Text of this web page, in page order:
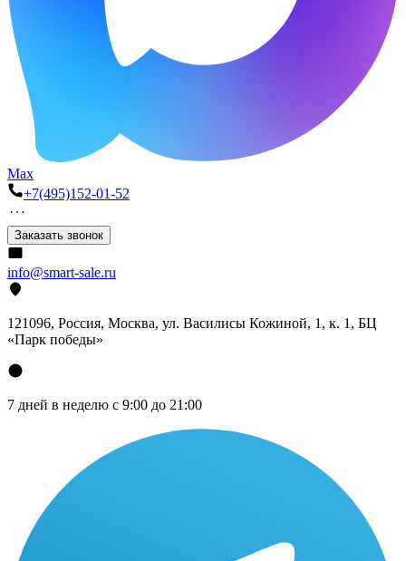
Max
+7(495)152-01-52
Заказать звонок
info@smart-sale.ru
121096, Россия, Москва, ул. Василисы Кожиной, 1, к. 1, БЦ
«Парк победы»
7 дней в неделю с 9:00 до 21:00